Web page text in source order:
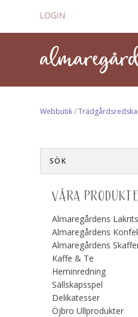
LOGIN
Webbutik/
VÅRA
Almaregårdens Lakrits
Almaregårdens
Almaregårdens
Kaffe & Te
Heminredning
Sällskapsspel
Delikatesser
Öjbro Ullprodukter